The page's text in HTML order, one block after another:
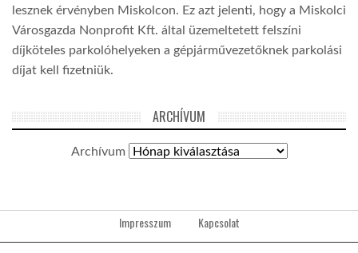
lesznek érvényben Miskolcon. Ez azt jelenti, hogy a Miskolci
Városgazda Nonprofit Kft. által üzemeltetett felszíni
díjköteles parkolóhelyeken a gépjárművezetőknek parkolási
díjat kell fizetniük.
ARCHÍVUM
Archívum
Impresszum Kapcsolat